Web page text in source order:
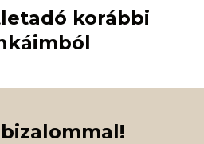
korábbi